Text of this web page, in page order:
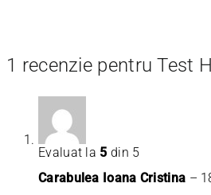
1 recenzie pentruTest
Evaluat la 5 din 5
Carabulea Ioana Cristina –